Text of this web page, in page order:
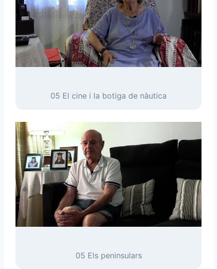
05 El cine i la botiga de nàutica
05 Els peninsulars